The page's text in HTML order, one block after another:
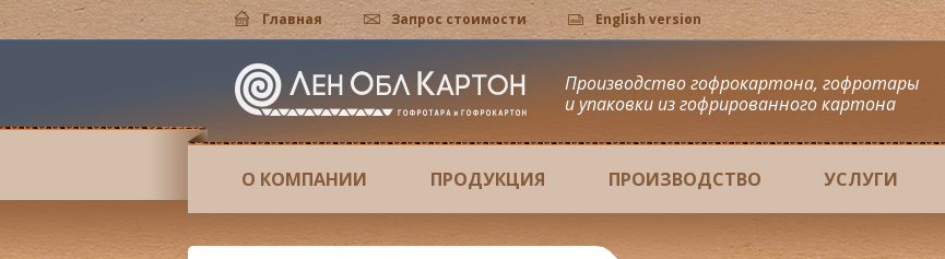
Производство гофрокартона, гофротары
и упаковки из гофрированного картона
Главная Запрос стоимости English version
О КОМПАНИИ ПРОДУКЦИЯ ПРОИЗВОДСТВО УСЛУГИ
компании
коробки
гофрокартона
на коробках
готовой продукции
требования
терминов
стоимости